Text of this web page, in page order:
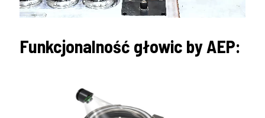
Funkcjonalność głowic by AEP: